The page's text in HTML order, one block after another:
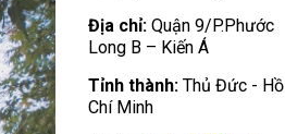
Địa chỉ:Quận 9/P.Phước
Long B – Kiến Á
Tỉnh thành:Thủ Đức - Hồ
Chí Minh